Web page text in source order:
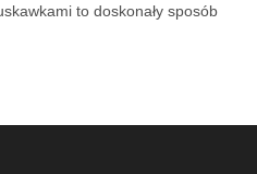
to doskonały sposób